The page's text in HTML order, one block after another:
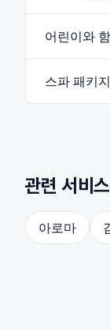
어린이와
스파 패키
관련 서비스
아로마